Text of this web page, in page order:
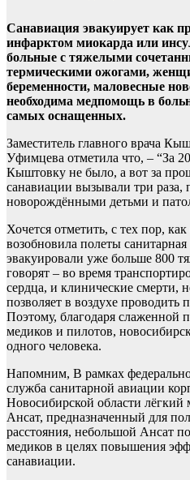
Санавиация эвакуирует как
инфарктом миокарда или
больные с тяжелыми
термическими ожогами,
беременности, маловесные
необходима медпомощь в
самых оснащенных.
Заместитель главного врача
Уфимцева отметила что, – “За
Кыштовку не было, а вот за
санавиации вызывали три раза,
новорождёнными детьми и
Хочется отметить, с тех пор,
возобновила полеты
эвакуировали уже больше 800
говорят – во время
сердца, и клинические смерти,
позволяет в воздухе
Поэтому, благодаря слаженной
медиков и пилотов,
одного человека.
Напомним, В рамках
служба санитарной авиации
Новосибирской области лёгкий
Ансат, предназначенный для
расстояния, небольшой Ансат
медиков в целях повышения
санавиации.